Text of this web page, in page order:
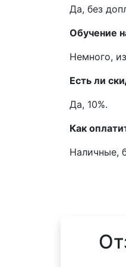
Да, без
Обучение
Немного,
Есть ли
Да, 10%.
Как
Наличные,